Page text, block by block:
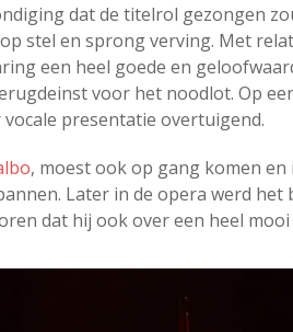
dat de titelrol gezongen
stel en sprong verving. Met
een heel goede en
voor het noodlot. Op
presentatie overtuigend.
, moest ook op gang komen
Later in de opera werd het
dat hij ook over een heel